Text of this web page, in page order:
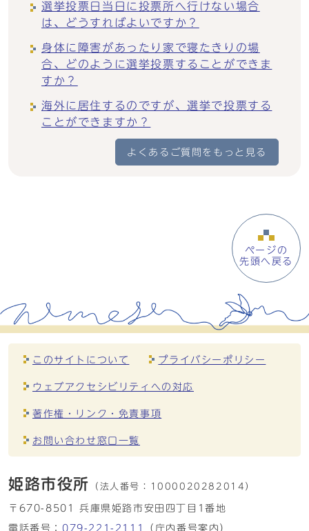
選挙投票日当日に投票所へ行けない場合
は、どうすればよいですか？
身体に障害があったり家で寝たきりの場
合、どのように選挙投票することができま
すか？
海外に居住するのですが、選挙で投票する
ことができますか？
よくあるご質問をもっと見る
ページの
先頭へ戻る
このサイトについて プライバシーポリシー
ウェブアクセシビリティへの対応
著作権・リンク・免責事項
お問い合わせ窓口一覧
姫路市役所 （法人番号： 1000020282014）
〒670-8501 兵庫県姫路市安田四丁目1番地
電話番号： 079-221-2111 （庁内番号案内）